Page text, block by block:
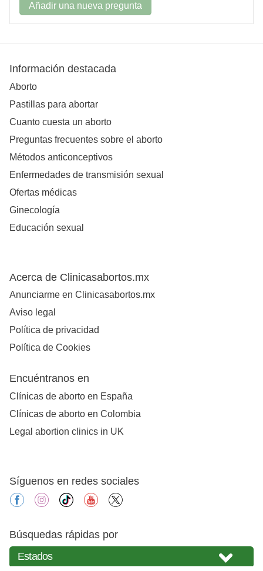
Añadir una nueva pregunta
Información destacada
Aborto
Pastillas para abortar
Cuanto cuesta un aborto
Preguntas frecuentes sobre el aborto
Métodos anticonceptivos
Enfermedades de transmisión sexual
Ofertas médicas
Ginecología
Educación sexual
Acerca de Clinicasabortos.mx
Anunciarme en Clinicasabortos.mx
Aviso legal
Política de privacidad
Política de Cookies
Encuéntranos en
Clínicas de aborto en España
Clínicas de aborto en Colombia
Legal abortion clinics in UK
Síguenos en redes sociales
facebookinstagram
tiktok youtube
Búsquedas rápidas por